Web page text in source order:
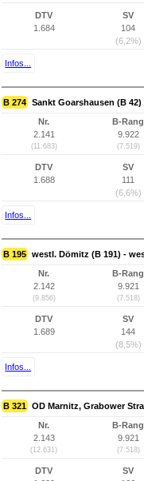
DTV
1.684
SV
104
(6,2%)
Infos...
B 274 Sankt Goarshausen (B
Nr.
2.141
(11.683)
B-Rang
9.922
(7.519)
DTV
1.688
SV
111
(6,6%)
Infos...
B 195 westl. Dömitz (B 191) -
Nr.
2.142
(9.856)
B-Rang
9.921
(7.518)
DTV
1.689
SV
144
(8,5%)
Infos...
B 321 OD Marnitz, Grabower
Nr.
2.143
(12.631)
B-Rang
9.921
(7.518)
DTV
SV